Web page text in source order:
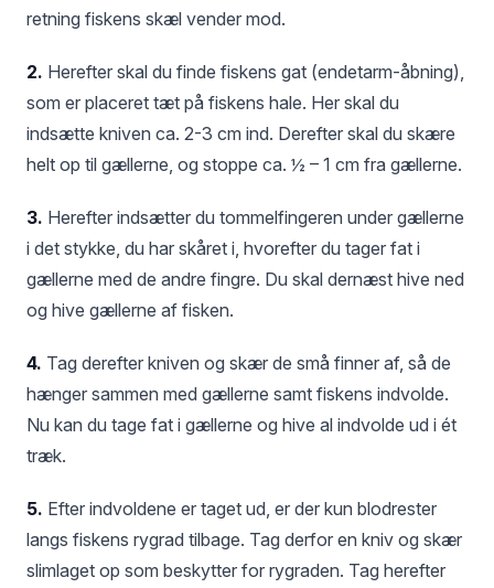
retning fiskens skæl vender mod.
2. Herefter skal du finde fiskens gat (endetarm-åbning),
som er placeret tæt på fiskens hale. Her skal du
indsætte kniven ca. 2-3 cm ind. Derefter skal du skære
helt op til gællerne, og stoppe ca. ½ – 1 cm fra gællerne.
3. Herefter indsætter du tommelfingeren under gællerne
i det stykke, du har skåret i, hvorefter du tager fat i
gællerne med de andre fingre. Du skal dernæst hive ned
og hive gællerne af fisken.
4. Tag derefter kniven og skær de små finner af, så de
hænger sammen med gællerne samt fiskens indvolde.
Nu kan du tage fat i gællerne og hive al indvolde ud i ét
træk.
5. Efter indvoldene er taget ud, er der kun blodrester
langs fiskens rygrad tilbage. Tag derfor en kniv og skær
slimlaget op som beskytter for rygraden. Tag herefter